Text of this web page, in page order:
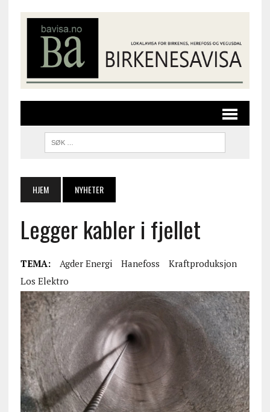
HJEM NYHETER
Legger kabler i fjellet
TEMA: Agder Energi Hanefoss
Kraftproduksjon
Los Elektro